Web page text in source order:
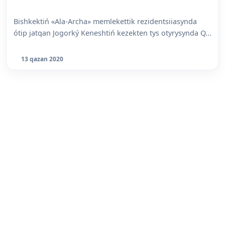
Bishkektiń «Ala-Archa» memlekettik rezidentsiiasynda
ótip jatqan Jogorký Keneshtiń kezekten tys otyrysynda Q...
13 qazan 2020